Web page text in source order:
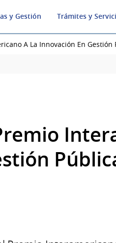
y Gestión Trámites y
A La Innovación En Gestión